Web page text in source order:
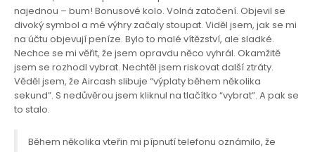
najednou – bum! Bonusové kolo. Volná zatočení. Objevil se
divoký symbol a mé výhry začaly stoupat. Viděl jsem, jak se mi
na účtu objevují peníze. Bylo to malé vítězství, ale sladké.
Nechce se mi věřit, že jsem opravdu něco vyhrál. Okamžitě
jsem se rozhodl vybrat. Nechtěl jsem riskovat další ztráty.
Věděl jsem, že Aircash slibuje “výplaty během několika
sekund”. S nedůvěrou jsem kliknul na tlačítko “vybrat”. A pak se
to stalo.
Během několika vteřin mi pípnutí telefonu oznámilo, že